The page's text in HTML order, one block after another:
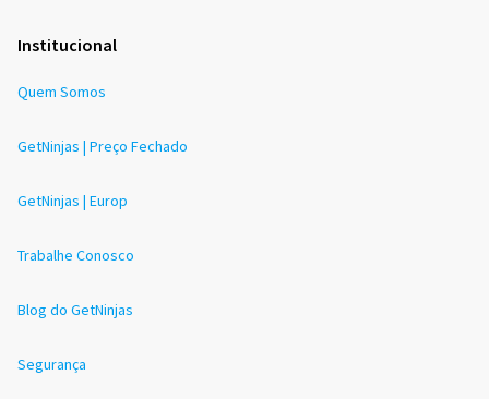
Institucional
Quem Somos
GetNinjas | Preço Fechado
GetNinjas | Europ
Trabalhe Conosco
Blog do GetNinjas
Segurança